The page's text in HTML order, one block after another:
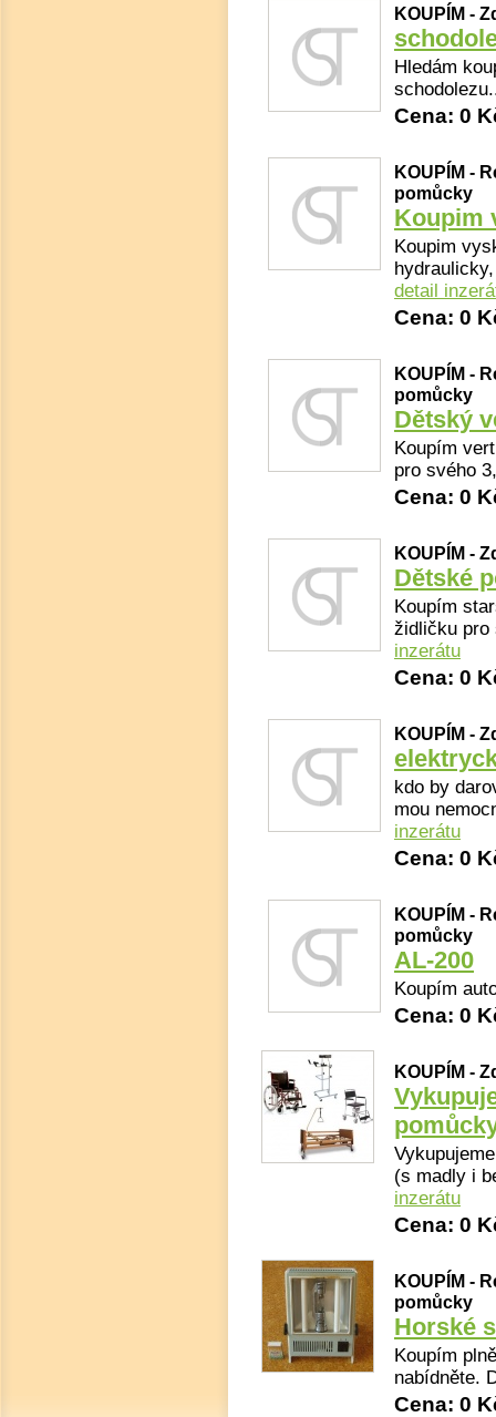
KOUPÍM -
Hledám
Cena: 0
KOUPÍM -
pomůcky
Koupim
Koupim
detail
Cena: 0
KOUPÍM -
pomůcky
Dětský
Koupím
pro svého
Cena: 0
KOUPÍM -
Dětské
Koupím
židličku pro
inzerátu
Cena: 0
KOUPÍM -
kdo by
mou
inzerátu
Cena: 0
KOUPÍM -
pomůcky
AL-200
Koupím
Cena: 0
KOUPÍM -
(s madly i
inzerátu
Cena: 0
KOUPÍM -
pomůcky
Horské
Koupím
nabídněte.
Cena: 0